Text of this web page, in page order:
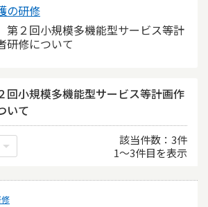
の研修
２回小規模多機能型サービス等計
研修について
小規模多機能型サービス等計画作
いて
1〜3件目を表示
該当件数 3件